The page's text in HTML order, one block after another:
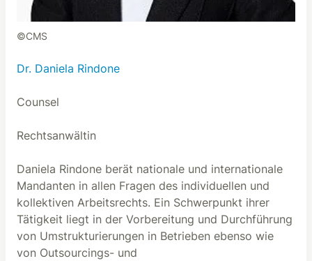
©CMS
Dr. Daniela Rindone
Counsel
Rechtsanwältin
Daniela Rindone berät nationale und internationale
Mandanten in allen Fragen des individuellen und
kollektiven Arbeitsrechts. Ein Schwerpunkt ihrer
Tätigkeit liegt in der Vorbereitung und Durchführung
von Umstrukturierungen in Betrieben ebenso wie
von Outsourcings- und